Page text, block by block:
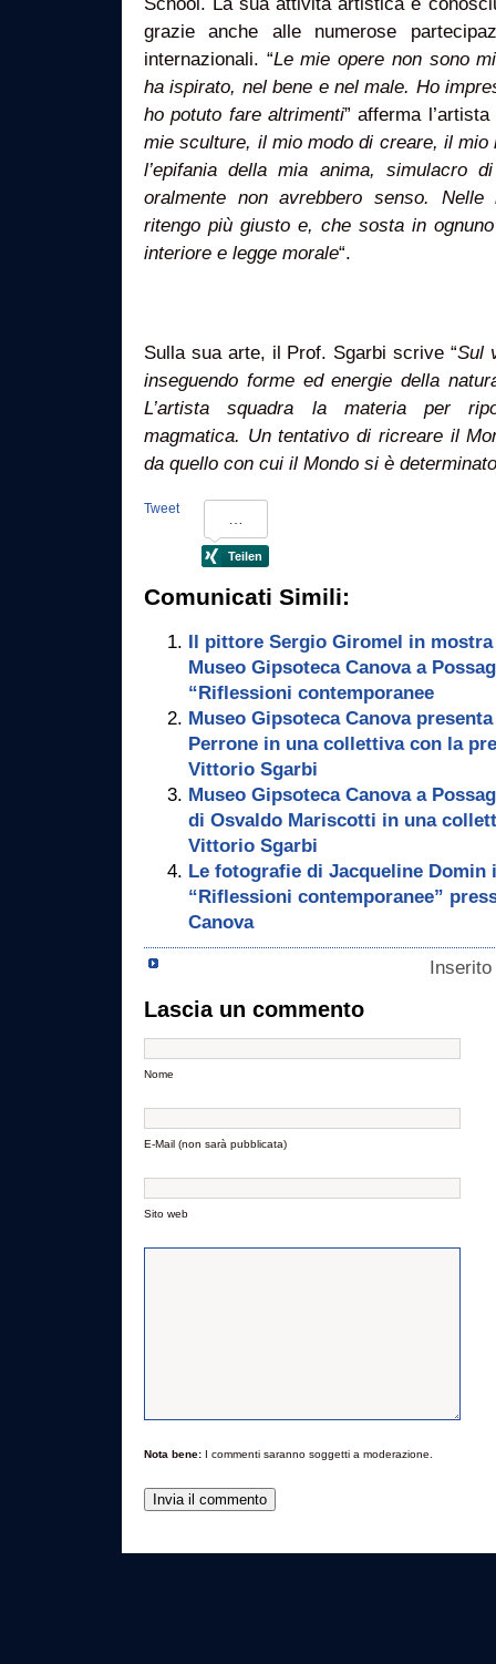
grazie anche alle numerose
internazionali. “Le mie opere non sono
ha ispirato, nel bene e nel male. Ho
ho potuto fare altrimenti” afferma
mie sculture, il mio modo di creare, il mio
l’epifania della mia anima, simulacro
oralmente non avrebbero senso.
ritengo più giusto e, che sosta in
interiore e legge morale“.
Sulla sua arte, il Prof. Sgarbi scrive “Sul
inseguendo forme ed energie della
L’artista squadra la materia per
magmatica. Un tentativo di ricreare il
da quello con cui il Mondo si è
Tweet
Comunicati Simili:
Il pittore Sergio Giromel in
Museo Gipsoteca Canova a
“Riflessioni contemporanee
Museo Gipsoteca Canova
Perrone in una collettiva con la
Vittorio Sgarbi
Museo Gipsoteca Canova a
di Osvaldo Mariscotti in una
Vittorio Sgarbi
Le fotografie di Jacqueline
“Riflessioni contemporanee”
Canova
Lascia un commento
Nome
E-Mail (non sarà pubblicata)
Sito web
Nota bene: I commenti saranno soggetti a moderazione.